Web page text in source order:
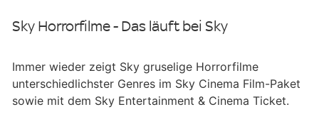
Sky Horrorfilme - Das läuft bei Sky
Immer wieder zeigt Sky gruselige Horrorfilme
unterschiedlichster Genres im Sky Cinema Film-Paket
sowie mit dem Sky Entertainment & Cinema Ticket.